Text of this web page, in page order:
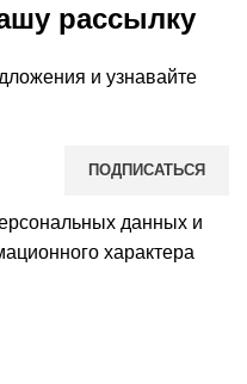
рассылку
и узнавайте
данных и
характера